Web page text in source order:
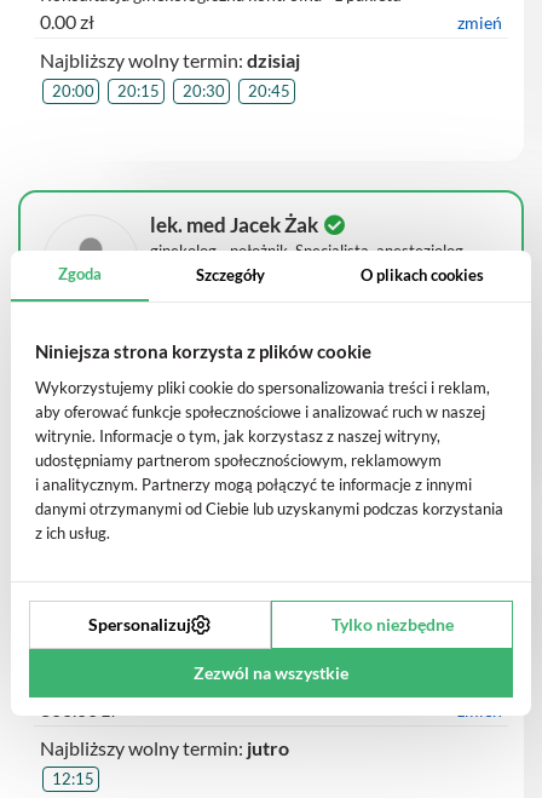
0.00 zł zmień
Najbliższy wolny termin: dzisiaj
20:00 20:15 20:30 20:45
lek. med Jacek Żak
ginekolog - położnik, Specjalista, anestezjolog
e-Recepta kontynuacja
49.00 zł
brak dostępnych godzin
badanie USG ginekologiczne
Najbliższy wolny termin: jutro
12:15
Zgoda Szczegóły O plikach cookies
Niniejsza strona korzysta z plików cookie
Wykorzystujemy pliki cookie do spersonalizowania treści i reklam,
aby oferować funkcje społecznościowe i analizować ruch w naszej
witrynie. Informacje o tym, jak korzystasz z naszej witryny,
udostępniamy partnerom społecznościowym, reklamowym
i analitycznym. Partnerzy mogą połączyć te informacje z innymi
danymi otrzymanymi od Ciebie lub uzyskanymi podczas korzystania
z ich usług.
Spersonalizuj Tylko niezbędne
Zezwól na wszystkie